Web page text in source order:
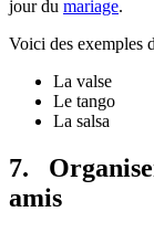
jour du mariage.
Voici des exemples
La valse
Le tango
La salsa
7.
amis